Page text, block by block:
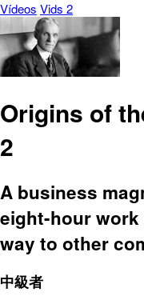
Vídeos Vids 2
Origins of
2
A business
eight-hour
way to other
中級者